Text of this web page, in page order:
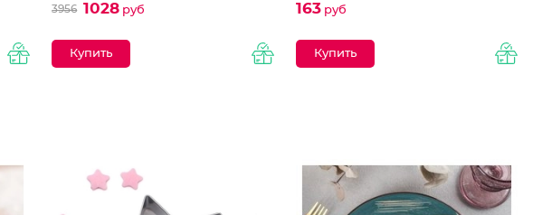
3956 1028 руб 163руб